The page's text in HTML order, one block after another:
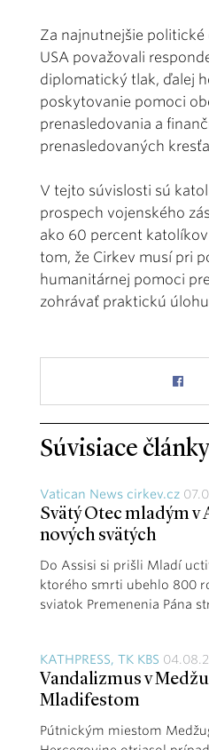
Za najnutnejšie
USA považovali
diplomatický tlak, ďalej
poskytovanie pomoci
prenasledovania a
prenasledovaných
V tejto súvislosti sú
prospech vojenského
ako 60 percent
tom, že Cirkev musí pri
humanitárnej pomoci
zohrávať praktickú
Súvisiace články
Vatican News cirkev.cz
Svätý Otec mladým v
nových svätých
Do Assisi si prišli Mladí
ktorého smrti ubehlo 800
sviatok Premenenia Pána
KATHPRESS, TK KBS
Vandalizmus v
Mladifestom
Pútnickým miestom